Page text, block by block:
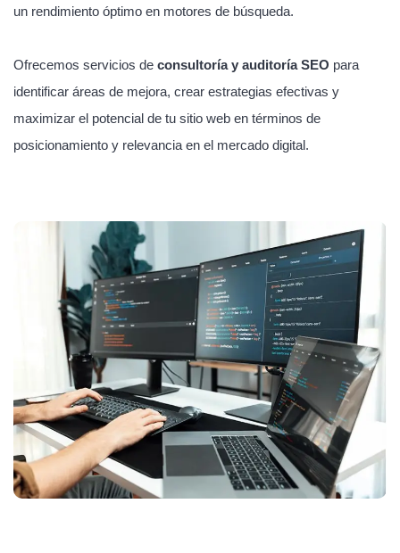
un rendimiento óptimo en motores de búsqueda.
Ofrecemos servicios de consultoría y auditoría SEO para
identificar áreas de mejora, crear estrategias efectivas y
maximizar el potencial de tu sitio web en términos de
posicionamiento y relevancia en el mercado digital.